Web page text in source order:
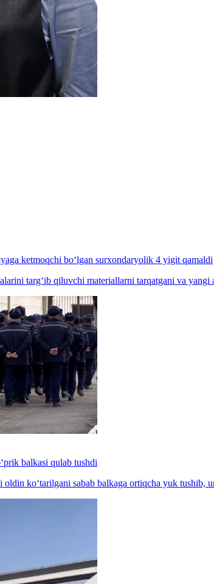
ketmoqchi bo‘lgan surxondaryolik 4 yigit qamaldi
targ‘ib qiluvchi materiallarni tarqatgani va
balkasi qulab tushdi
ko‘tarilgani sabab balkaga ortiqcha yuk tushib,